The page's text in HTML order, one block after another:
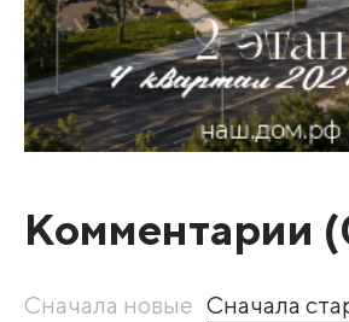
Комментарии (
Сначала новые Сначала